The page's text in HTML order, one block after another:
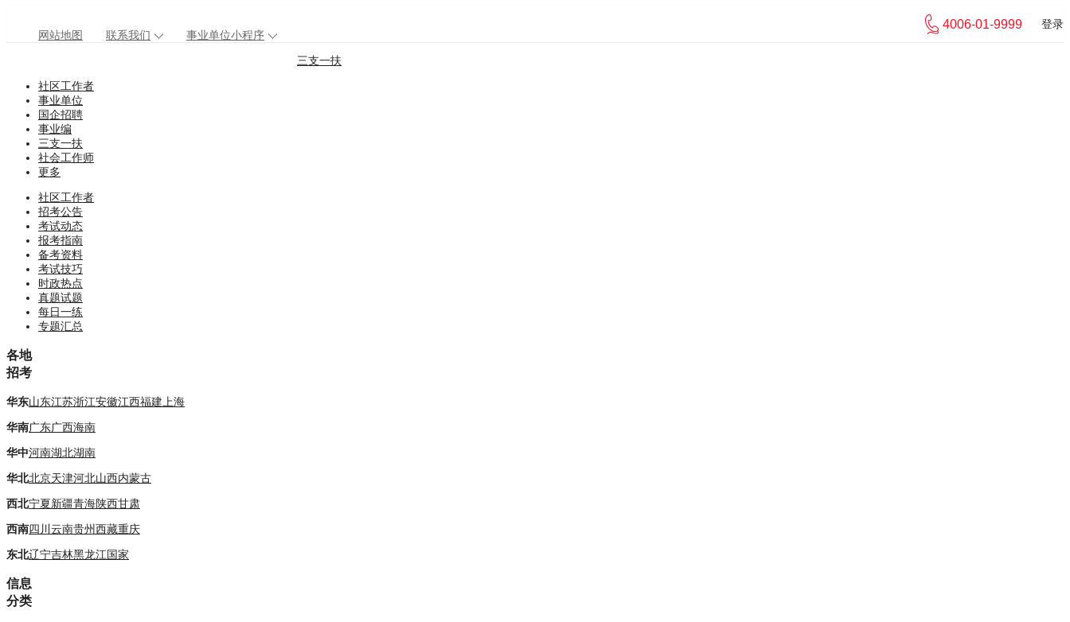
网站地图 联系我们 事业单位小程序
4006-01-9999 登录
三支一扶
社区工作者
事业单位
国企招聘
事业编
三支一扶
社会工作师
更多
社区工作者
招考公告
考试动态
报考指南
备考资料
考试技巧
时政热点
真题试题
每日一练
专题汇总
各地
招考
华东山东江苏浙江安徽江西福建 上海
华南广东广西海南
华中河南湖北湖南
华北北京天津河北山西内蒙古
西北宁夏新疆青海陕西甘肃
西南四川 云南贵州西藏重庆
东北辽宁吉林黑龙江国家
信息
分类